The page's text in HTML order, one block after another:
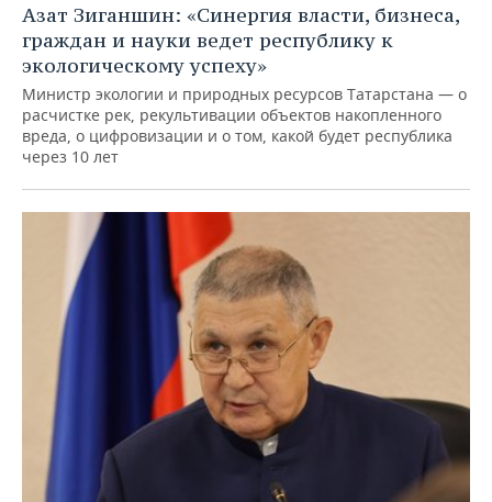
Азат Зиганшин: «Синергия власти, бизнеса,
граждан и науки ведет республику к
экологическому успеху»
Министр экологии и природных ресурсов Татарстана — о
расчистке рек, рекультивации объектов накопленного
вреда, о цифровизации и о том, какой будет республика
через 10 лет